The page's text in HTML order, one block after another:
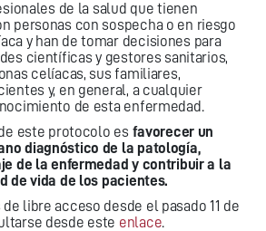
de la salud que tienen
personas con sospecha o en riesgo
y han de tomar decisiones para
científicas y gestores sanitarios,
celíacas, sus familiares,
y, en general, a cualquier
de esta enfermedad.
este protocolo esfavorecer un
diagnóstico de la patología,
de la enfermedad y contribuir a la
de vida de los pacientes.
libre acceso desde el pasado 11 de
desde este enlace.